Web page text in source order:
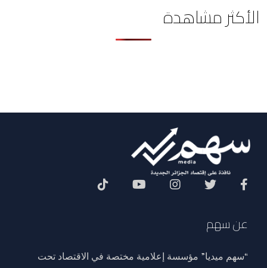
الأكثر مشاهدة
عن سهم
“سهم ميديا” مؤسسة إعلامية مختصة في الاقتصاد تحت